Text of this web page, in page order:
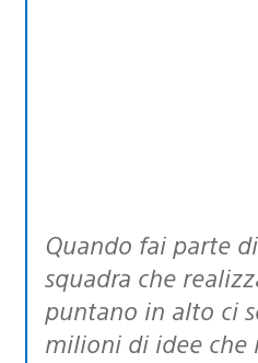
Quando fai parte di una piccola
squadra che
puntano in alto ci
milioni di idee che